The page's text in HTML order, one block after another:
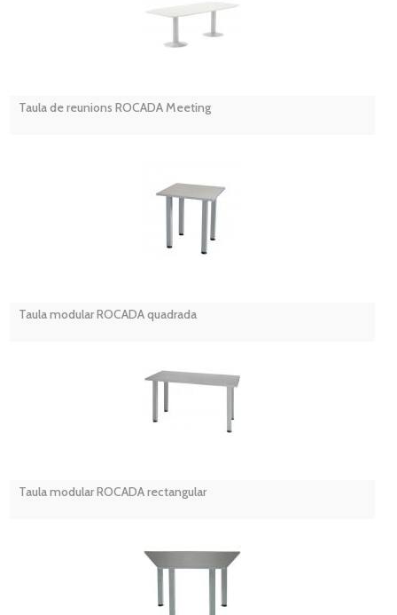
Taula de reunions ROCADA Meeting
Taula modular ROCADA quadrada
Taula modular ROCADA rectangular